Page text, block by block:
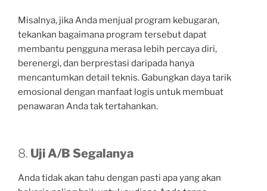
Misalnya, jika Anda menjual program kebugaran,
tekankan bagaimana program tersebut dapat
membantu pengguna merasa lebih percaya diri,
berenergi, dan berprestasi daripada hanya
mencantumkan detail teknis. Gabungkan daya tarik
emosional dengan manfaat logis untuk membuat
penawaran Anda tak tertahankan.
8. Uji A/B Segalanya
Anda tidak akan tahu dengan pasti apa yang akan